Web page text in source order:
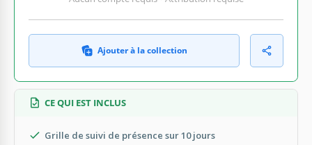
Ajouter à la collection
CE QUI EST INCLUS
Grille de suivi de présence sur 10 jours